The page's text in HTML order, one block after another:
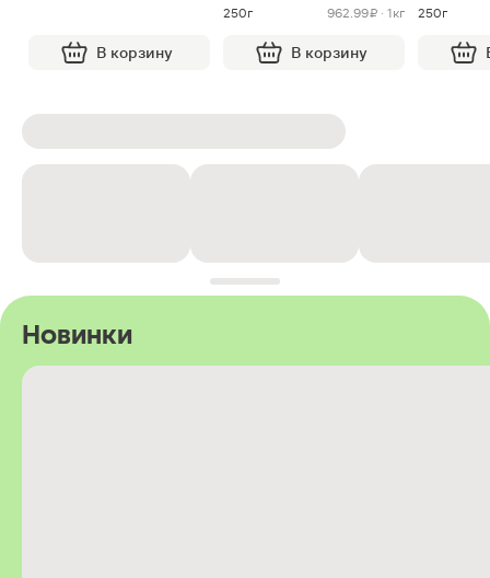
В корзину
250г
962.99 ₽ · 1кг
В корзину
250г
Новинки